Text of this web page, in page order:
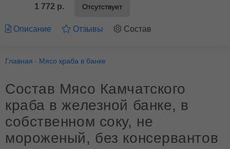
1 772 р. Отсутствует
Описание Отзывы Состав
Главная Мясо краба в банке
Состав Мясо Камчатского
краба в железной банке, в
собственном соку, не
мороженый, без консервантов